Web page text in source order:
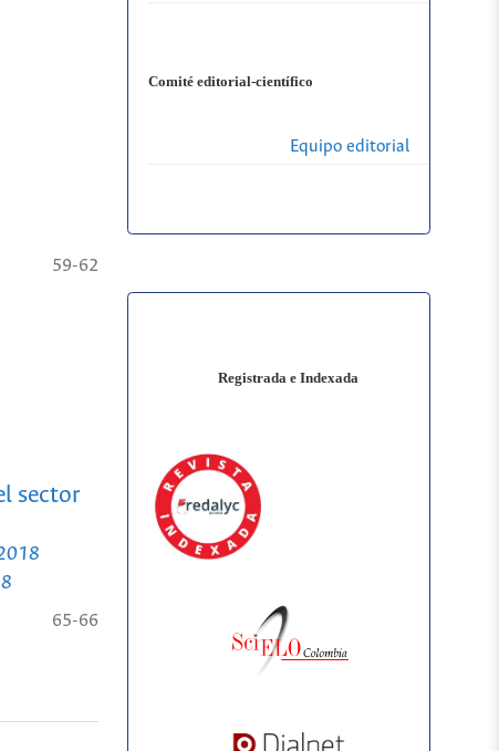
59-62
sector
65-66
Comité editorial-científico
Equipo editorial
Registrada e Indexada